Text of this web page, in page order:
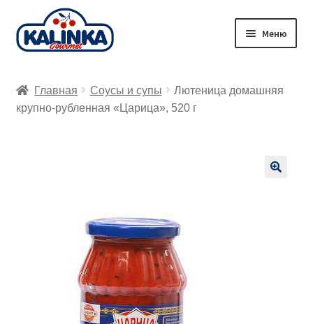
Перейти
к
Перейти
к
Меню
Заказ онлайн
Главная Соусы и супы
Лютеница домашняя
крупно-рубленная «Царица», 520 г